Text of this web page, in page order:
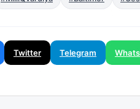
Twitter Telegram